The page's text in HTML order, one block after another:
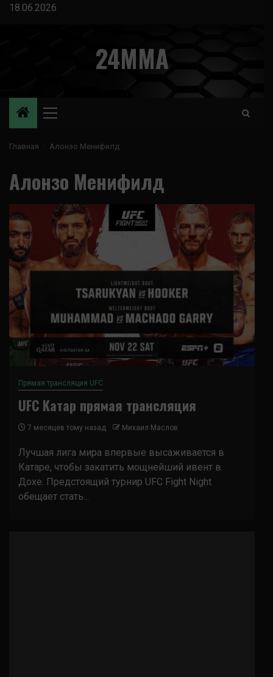
Перейти
18.06.2026
24MMA
Основное
Главная Алонзо Менифилд
Алонзо Менифилд
Прямая трансляция UFC
UFC Катар прямая трансляция
7 месяцев тому назад Михаил Маслов
Лучшая лига мира впервые высаживается в
Катаре, чтобы закатить мощнейший ивент в
Дохе. Предстоящий турнир UFC Fight Night
обещает стать...